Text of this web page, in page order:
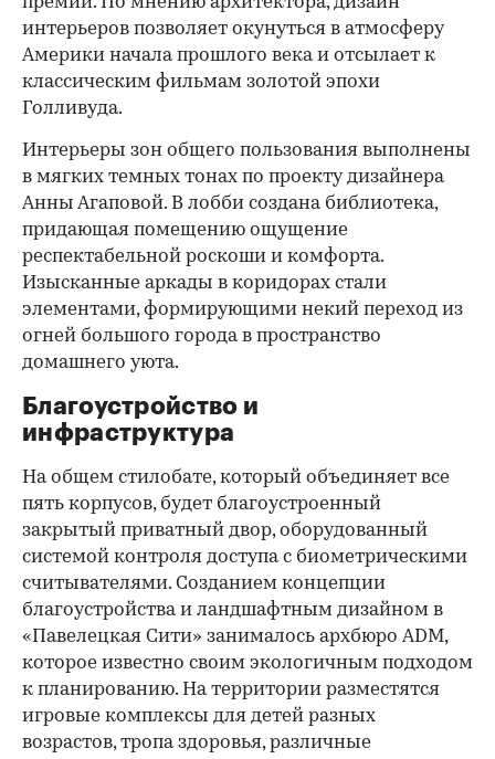
интерьеров позволяет окунуться в атмосферу
Америки начала прошлого века и отсылает к
классическим фильмам золотой эпохи
Голливуда.
Интерьеры зон общего пользования выполнены
в мягких темных тонах по проекту дизайнера
Анны Агаповой. В лобби создана библиотека,
придающая помещению ощущение
респектабельной роскоши и комфорта.
Изысканные аркады в коридорах стали
элементами, формирующими некий переход из
огней большого города в пространство
домашнего уюта.
Благоустройство и
инфраструктура
На общем стилобате, который объединяет все
пять корпусов, будет благоустроенный
закрытый приватный двор, оборудованный
системой контроля доступа c биометрическими
считывателями. Созданием концепции
благоустройства и ландшафтным дизайном в
«Павелецкая Сити» занималось архбюро ADM,
которое известно своим экологичным подходом
к планированию. На территории разместятся
игровые комплексы для детей разных
возрастов, тропа здоровья, различные